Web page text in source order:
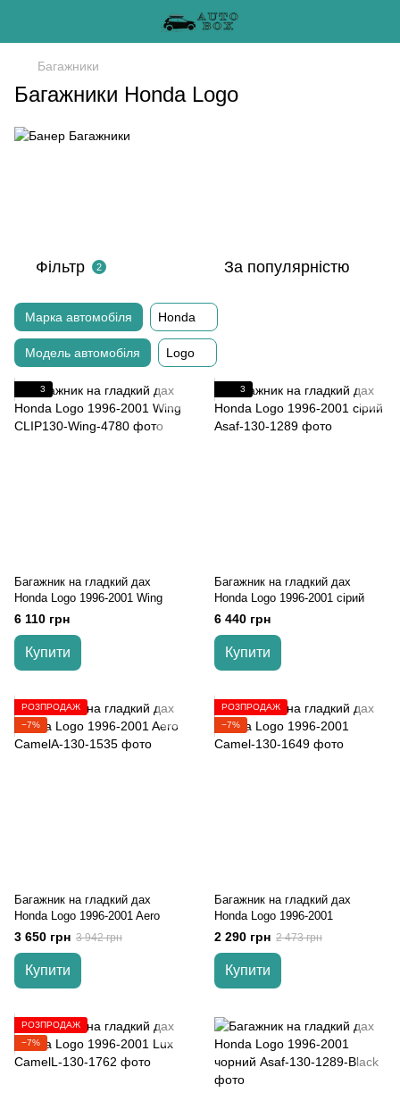
Багажники
Багажники Honda Logo
Фільтр 2 За популярністю
Марка автомобіля Honda
Модель автомобіля Logo
3
Багажник на гладкий дах
Honda Logo 1996-2001 Wing
6 110 грн
Купити
3
Багажник на гладкий дах
Honda Logo 1996-2001 сірий
6 440 грн
Купити
РОЗПРОДАЖ
−7%
Багажник на гладкий дах
Honda Logo 1996-2001 Aero
3 650 грн 3 942 грн
Купити
РОЗПРОДАЖ
−7%
Багажник на гладкий дах
Honda Logo 1996-2001
2 290 грн 2 473 грн
Купити
РОЗПРОДАЖ
−7%